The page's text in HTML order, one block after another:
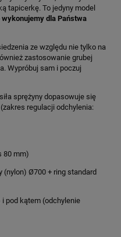
tapicerkę. To jedyny model
wykonujemy dla Państwa
ze względu nie tylko na
zastosowanie grubej
Wypróbuj sam i poczuj
sprężyny dopasowuje się
regulacji odchylenia:
80 mm)
(nylon) Ø700 + ring standard
i pod kątem (odchylenie